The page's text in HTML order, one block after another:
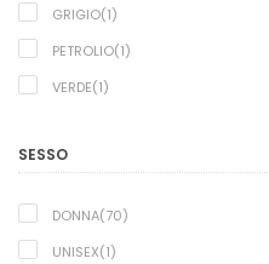
GRIGIO(1)
PETROLIO(1)
VERDE(1)
SESSO
DONNA(70)
UNISEX(1)